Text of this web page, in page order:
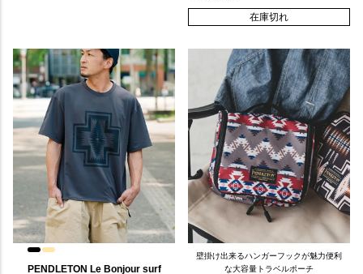
在庫切れ
PENDLETON Le Bonjour surf
壁掛け出来るハンガーフックが魅力便利
な大容量トラベルポーチ